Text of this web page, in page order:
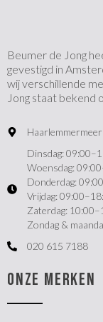
Beumer de Jong
gevestigd in
wij verschillende
Jong staat bekend
Dinsdag:
Woensdag:
Donderdag:
Vrijdag:
Zaterdag:
Zondag &
020 615 7188
ONZE MERKEN